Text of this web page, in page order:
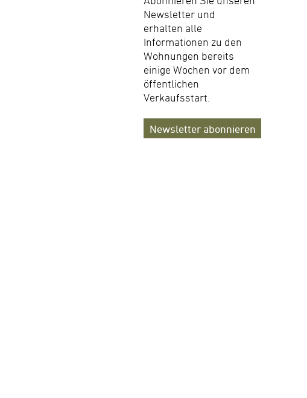
Newsletter und
erhalten alle
Informationen zu den
Wohnungen bereits
einige Wochen vor dem
öffentlichen
Verkaufsstart.
Newsletter abonnieren